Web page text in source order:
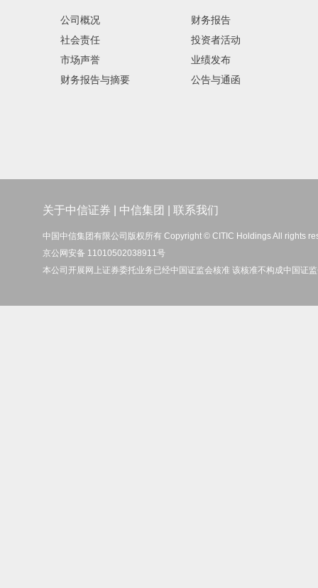
公司概况
社会责任
市场声誉
财务报告与摘要
财务报告
投资者活动
业绩发布
公告与通函
关于中信证券 中信集团 联系我们
中国中信集团有限公司版权所有 Copyright © CITIC Holdings All rights
京公网安备 11010502038911号
本公司开展网上证券委托业务已经中国证监会核准 该核准不构成中国证